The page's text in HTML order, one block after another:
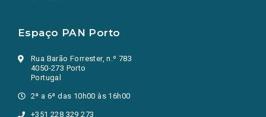
Espaço PAN Porto
Rua Barão Forrester, n.º 783
4050-273 Porto
Portugal
2ª a 6ª das 10h00 às 16h00
+351 228 329 273